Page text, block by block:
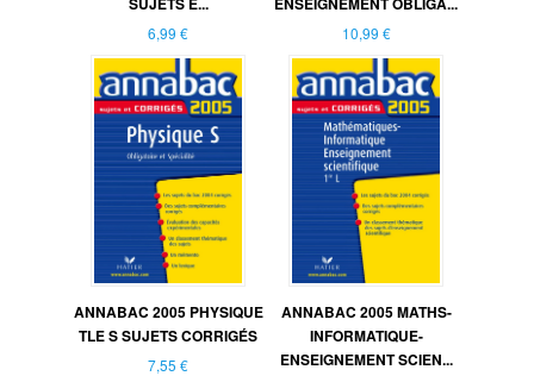
6,99 € 10,99 €
ANNABAC 2005 PHYSIQUE
TLE S SUJETS CORRIGÉS
7,55 €
ANNABAC 2005 MATHS-
INFORMATIQUE-
ENSEIGNEMENT SCIEN...